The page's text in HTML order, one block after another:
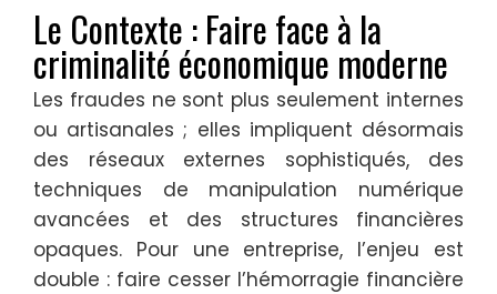
Le Contexte : Faire face à la
criminalité économique moderne
Les fraudes ne sont plus seulement internes
ou artisanales ; elles impliquent désormais
des réseaux externes sophistiqués, des
techniques de manipulation numérique
avancées et des structures financières
opaques. Pour une entreprise, l’enjeu est
double : faire cesser l’hémorragie financière